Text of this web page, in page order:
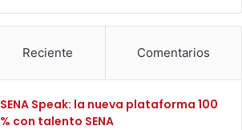
Reciente Comentarios
SENA Speak: la nueva plataforma 100
% con talento SENA